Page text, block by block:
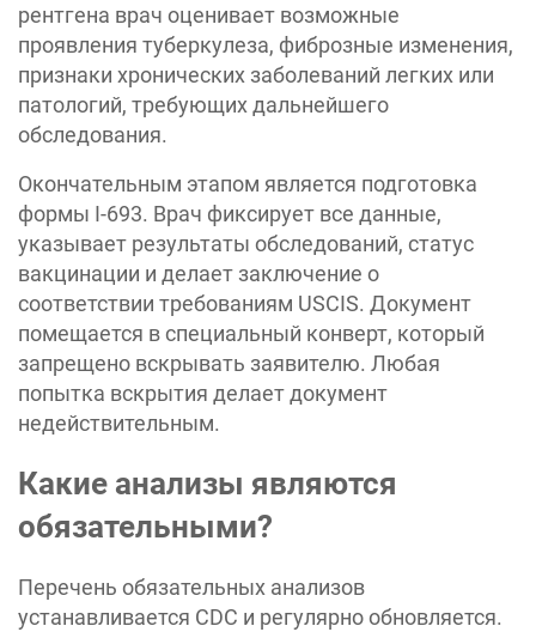
рентгена врач оценивает возможные
проявления туберкулеза, фиброзные изменения,
признаки хронических заболеваний легких или
патологий, требующих дальнейшего
обследования.
Окончательным этапом является подготовка
формы I-693. Врач фиксирует все данные,
указывает результаты обследований, статус
вакцинации и делает заключение о
соответствии требованиям USCIS. Документ
помещается в специальный конверт, который
запрещено вскрывать заявителю. Любая
попытка вскрытия делает документ
недействительным.
Какие анализы являются
обязательными?
Перечень обязательных анализов
устанавливается CDC и регулярно обновляется.